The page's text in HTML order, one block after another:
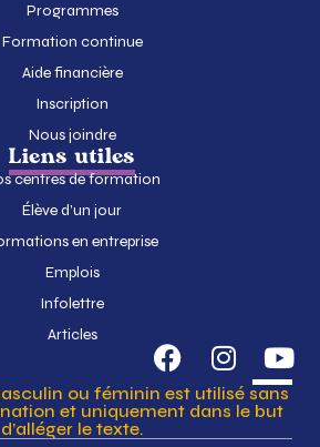
Programmes
Formation continue
Aide financière
Inscription
Nous joindre
Liens utiles
centres de formation
Élève d’un jour
en entreprise
Emplois
Infolettre
Articles
ou féminin est utilisé sans
et uniquement dans le but
d’alléger le texte.